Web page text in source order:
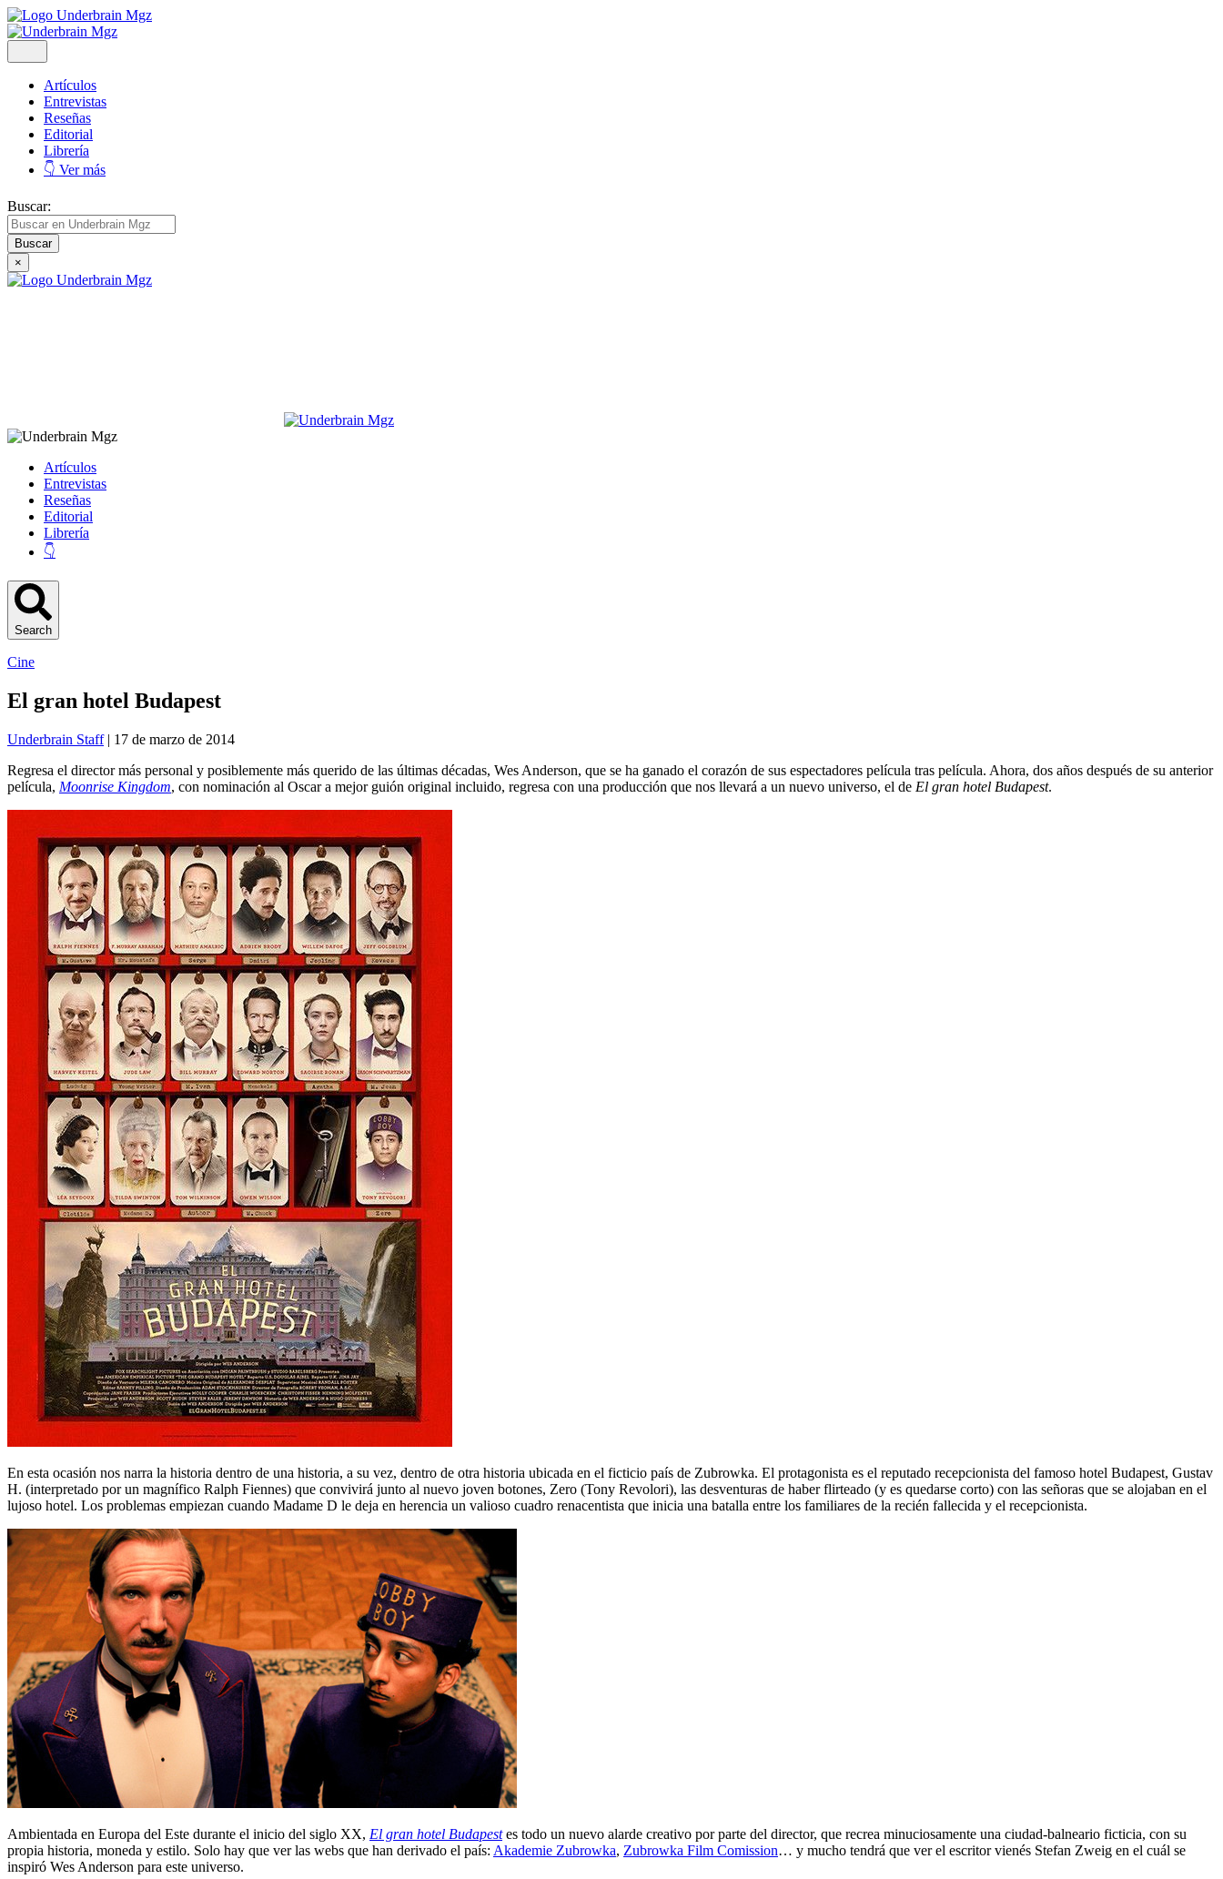
Artículos
Entrevistas
Reseñas
Editorial
Librería
👇 Ver más
Buscar:
×
Artículos
Entrevistas
Reseñas
Editorial
Librería
👇
Search
Cine
El gran hotel Budapest
Underbrain Staff| 17 de marzo de 2014
Regresa el director más personal y posiblemente más querido de las últimas décadas, Wes Anderson, que se ha ganado el corazón de sus espectadores película tras película. Ahora, dos años después de su anterior
película, Moonrise Kingdom, con nominación al Oscar a mejor guión original incluido, regresa con una producción que nos llevará a un nuevo universo, el de El gran hotel Budapest.
En esta ocasión nos narra la historia dentro de una historia, a su vez, dentro de otra historia ubicada en el ficticio país de Zubrowka. El protagonista es el reputado recepcionista del famoso hotel Budapest, Gustav
H. (interpretado por un magnífico Ralph Fiennes) que convivirá junto al nuevo joven botones, Zero (Tony Revolori), las desventuras de haber flirteado (y es quedarse corto) con las señoras que se alojaban en el
lujoso hotel. Los problemas empiezan cuando Madame D le deja en herencia un valioso cuadro renacentista que inicia una batalla entre los familiares de la recién fallecida y el recepcionista.
Ambientada en Europa del Este durante el inicio del siglo XX, El gran hotel Budapestes todo un nuevo alarde creativo por parte del director, que recrea minuciosamente una ciudad-balneario ficticia, con su
propia historia, moneda y estilo. Solo hay que ver las webs que han derivado el país: Akademie Zubrowka, Zubrowka Film Comission… y mucho tendrá que ver el escritor vienés Stefan Zweig en el cuál se
inspiró Wes Anderson para este universo.